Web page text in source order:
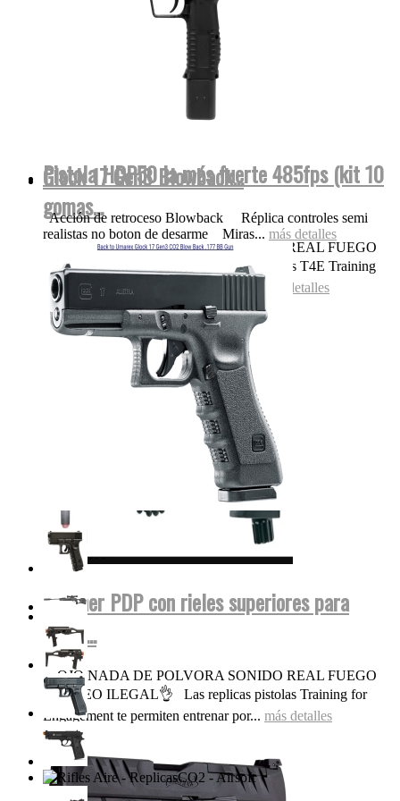
Pistola HDP50 la más fuerte 485fps (kit 10
gomas...
OJO NADA DE POLVORA SONIDO REAL FUEGO
FOGUEO ILEGAL👌 Las replicas pistolas T4E Training
for Engagement te permiten entrenar...
más detalles
Walther PDP con rieles superiores para
miras...
OJO NADA DE POLVORA SONIDO REAL FUEGO
FOGUEO ILEGAL👌 Las replicas pistolas Training for
Engagement te permiten entrenar por... más detalles
Glock 17 Gen3 Blowback...
Acción de retroceso Blowback Réplica controles semi
realistas no boton de desarme Miras... más detalles